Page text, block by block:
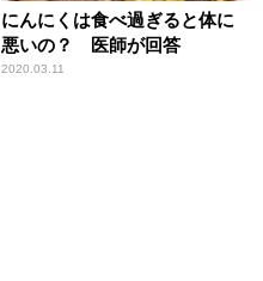
にんにくは食べ過ぎると体に
悪いの？ 医師が回答
2020.03.11